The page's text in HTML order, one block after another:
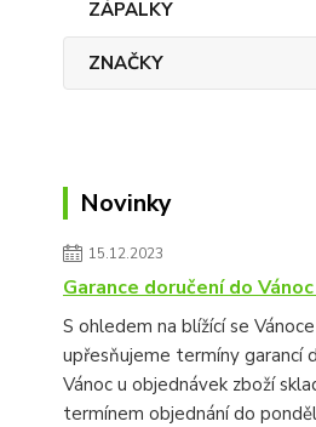
ZNAČKY
Novinky
15.12.2023
Garance doručení do
S ohledem na blížící se
upřesňujeme termíny garancí
Vánoc u objednávek zboží
termínem objednání do